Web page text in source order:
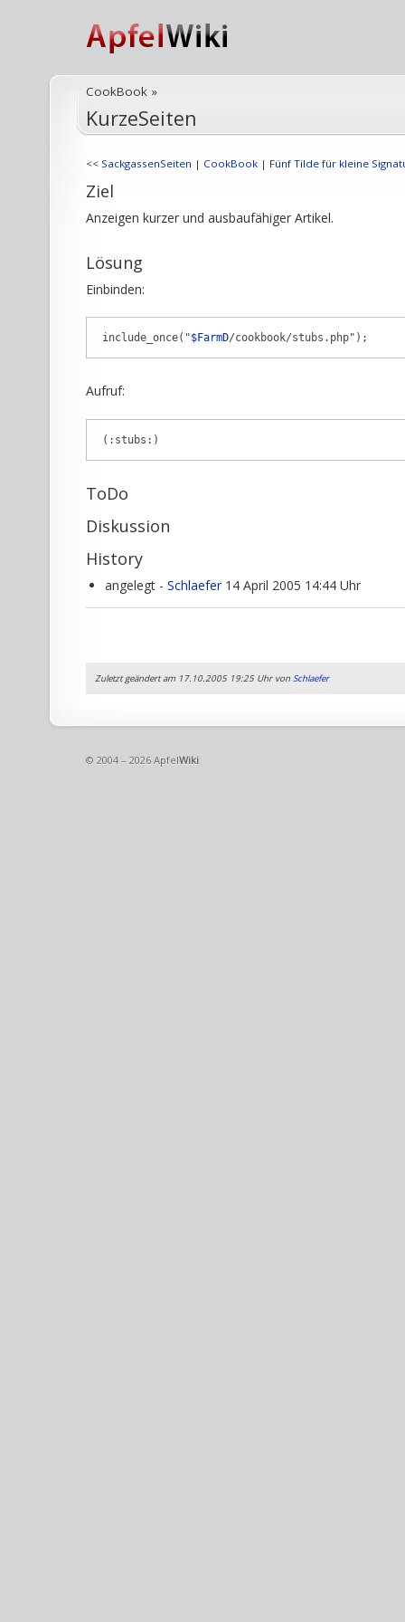
CookBook »
KurzeSeiten
<< SackgassenSeiten | CookBook | Fünf Tilde für kleine
Ziel
Anzeigen kurzer und ausbaufähiger Artikel.
Lösung
Einbinden:
include_once("$FarmD
Aufruf:
(:stubs:)
ToDo
Diskussion
History
angelegt - Schlaefer14 April 2005 14:44 Uhr
Zuletzt geändert am 17.10.2005 19:25 Uhr von Schlaefer
© 2004 – 2026 ApfelWiki